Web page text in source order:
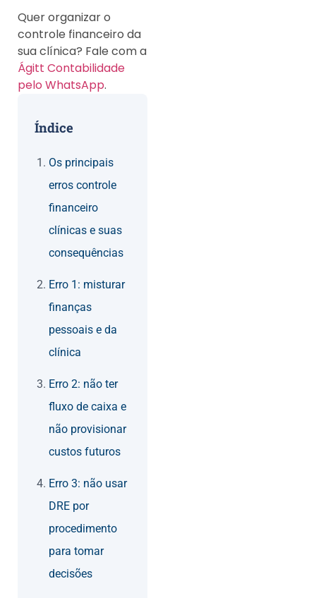
Quer organizar o
controle financeiro da
sua clínica? Fale com a
Ágitt Contabilidade
pelo WhatsApp.
Índice
Os principais
erros controle
financeiro
clínicas e suas
consequências
Erro 1: misturar
finanças
pessoais e da
clínica
Erro 2: não ter
fluxo de caixa e
não provisionar
custos futuros
Erro 3: não usar
DRE por
procedimento
para tomar
decisões